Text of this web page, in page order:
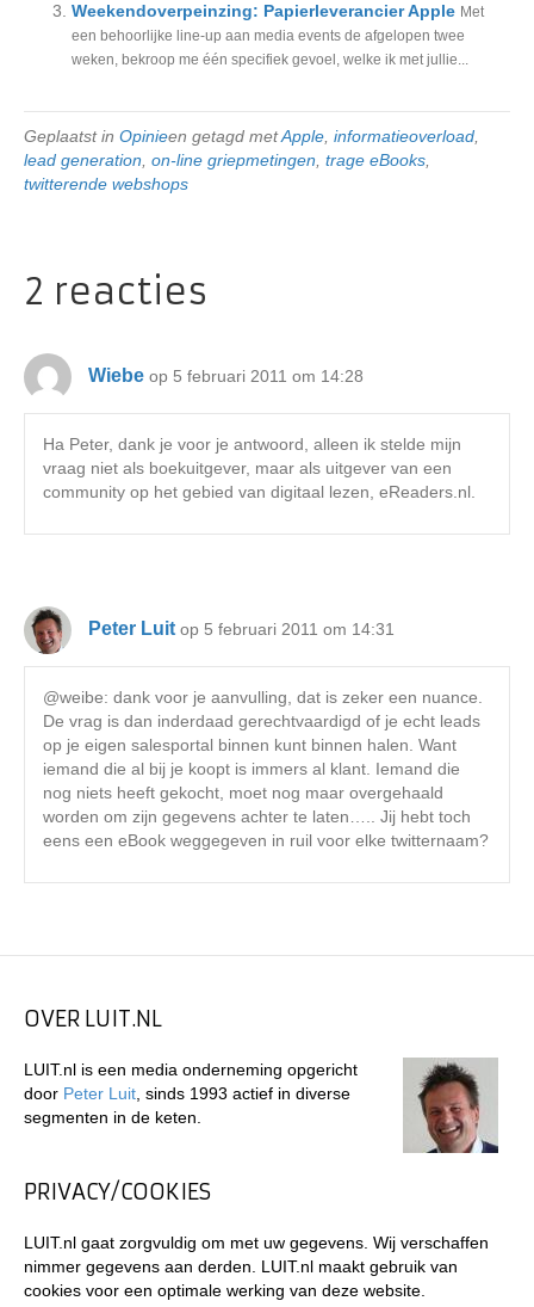
Weekendoverpeinzing: Papierleverancier Apple Met
een behoorlijke line-up aan media events de afgelopen twee
weken, bekroop me één specifiek gevoel, welke ik met jullie...
Geplaatst in Opinieen getagd metApple informatieoverload
lead generation on-line griepmetingen trage eBooks
twitterende webshops
2 reacties
Wiebe op 5 februari 2011 om 14:28
Ha Peter, dank je voor je antwoord, alleen ik stelde mijn
vraag niet als boekuitgever, maar als uitgever van een
community op het gebied van digitaal lezen, eReaders.nl.
Peter Luit op 5 februari 2011 om 14:31
@weibe: dank voor je aanvulling, dat is zeker een nuance.
De vrag is dan inderdaad gerechtvaardigd of je echt leads
op je eigen salesportal binnen kunt binnen halen. Want
iemand die al bij je koopt is immers al klant. Iemand die
nog niets heeft gekocht, moet nog maar overgehaald
worden om zijn gegevens achter te laten….. Jij hebt toch
eens een eBook weggegeven in ruil voor elke twitternaam?
OVER LUIT.NL
LUIT.nl is een media onderneming opgericht
door Peter Luit , sinds 1993 actief in diverse
segmenten in de keten.
PRIVACY/COOKIES
LUIT.nl gaat zorgvuldig om met uw gegevens. Wij verschaffen
nimmer gegevens aan derden. LUIT.nl maakt gebruik van
cookies voor een optimale werking van deze website.